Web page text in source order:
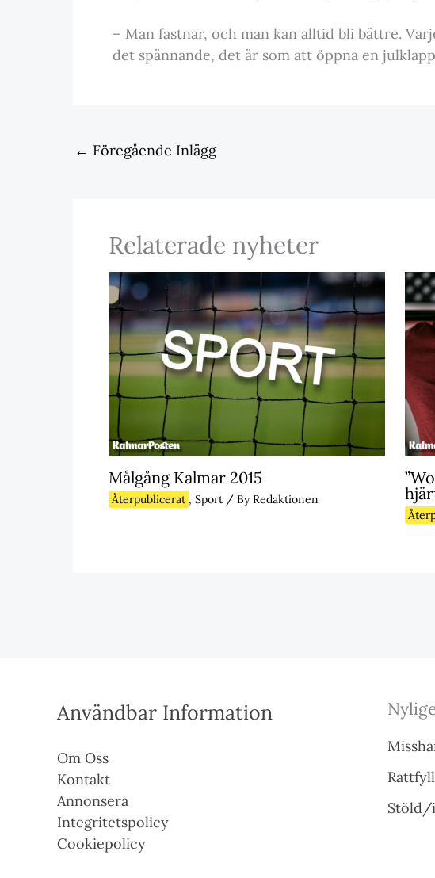
– Man fastnar, och man kan alltid bli bättre.
det spännande, det är som att öppna en
← Föregående Inlägg
Relaterade nyheter
Målgång Kalmar 2015
Återpublicerat , Sport / ByRedaktionen
Användbar Information
Om Oss
Kontakt
Annonsera
Integritetspolicy
Cookiepolicy
Stöld/